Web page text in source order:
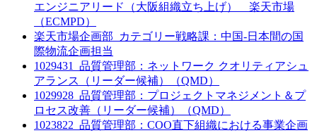
エンジニアリード（大阪組織立ち上げ） 楽天市場
（ECMPD）
楽天市場企画部_カテゴリー戦略課：中国-日本間の国
際物流企画担当
1029431_品質管理部：ネットワーク クオリティアシュ
アランス（リーダー候補）（QMD）
1029928_品質管理部：プロジェクトマネジメント＆プ
ロセス改善（リーダー候補）（QMD）
1023822_品質管理部：COO直下組織における事業企画